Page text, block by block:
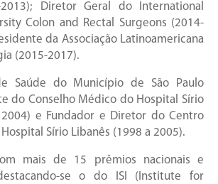
2013); Diretor Geral do International
Colon and Rectal Surgeons (2014-
da Associação Latinoamericana
(2015-2017).
Saúde do Município de São Paulo
do Conselho Médico do Hospital Sírio
e Fundador e Diretor do Centro
Sírio Libanês (1998 a 2005).
mais de 15 prêmios nacionais e
se o do ISI (Institute for